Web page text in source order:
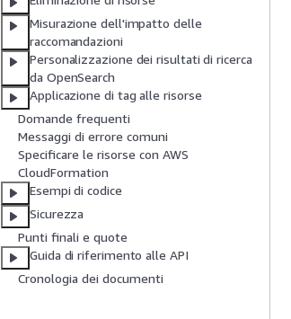
Misurazione dell'impatto delle
raccomandazioni
Personalizzazione dei risultati di ricerca
da OpenSearch
Applicazione di tag alle risorse
Domande frequenti
Messaggi di errore comuni
Specificare le risorse con AWS
CloudFormation
Esempi di codice
Sicurezza
Punti finali e quote
Guida di riferimento alle API
Cronologia dei documenti